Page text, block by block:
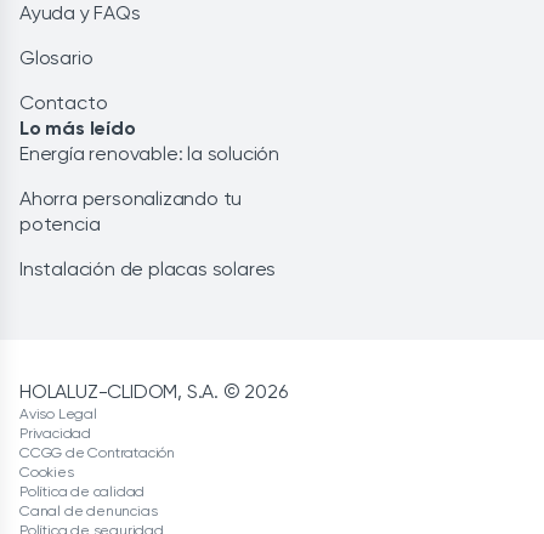
Ayuda y FAQs
Glosario
Contacto
Lo más leído
Energía renovable: la solución
Ahorra personalizando tu
potencia
Instalación de placas solares
HOLALUZ-CLIDOM, S.A. © 2026
Aviso Legal
Privacidad
CCGG de Contratación
Cookies
Política de calidad
Canal de denuncias
Política de seguridad